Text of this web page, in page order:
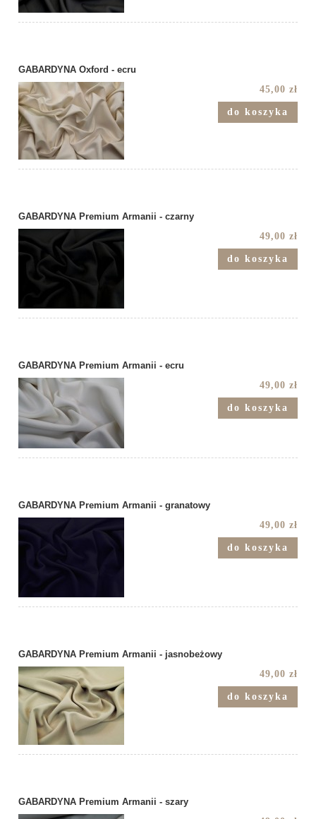
GABARDYNA Oxford - ecru
45,00 zł
do koszyka
GABARDYNA Premium Armanii - czarny
49,00 zł
do koszyka
GABARDYNA Premium Armanii - ecru
49,00 zł
do koszyka
GABARDYNA Premium Armanii - granatowy
49,00 zł
do koszyka
GABARDYNA Premium Armanii - jasnobeżowy
49,00 zł
do koszyka
GABARDYNA Premium Armanii - szary